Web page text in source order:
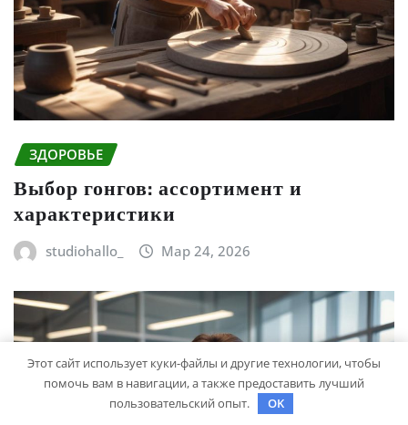
ЗДОРОВЬЕ
Выбор гонгов: ассортимент и
характеристики
studiohallo_ Мар 24, 2026
Этот сайт использует куки-файлы и другие технологии, чтобы
помочь вам в навигации, а также предоставить лучший
пользовательский опыт.
OK